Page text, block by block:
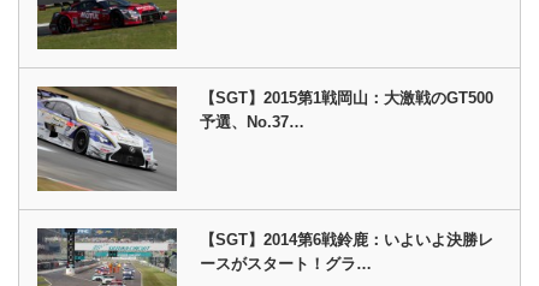
【SGT】2015第1戦岡山：大激戦のGT500
予選、No.37…
【SGT】2014第6戦鈴鹿：いよいよ決勝レ
ースがスタート！グラ…